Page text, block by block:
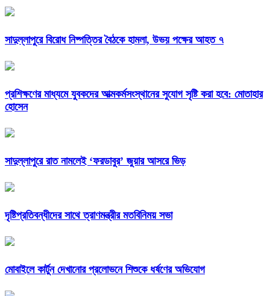
সাদুল্লাপুরে বিরোধ নিষ্পত্তির বৈঠকে হামলা, উভয় পক্ষের আহত ৭
প্রশিক্ষণের মাধ্যমে যুবকদের আত্মকর্মসংস্থানের সুযোগ সৃষ্টি করা হবে: মোতাহার
হোসেন
সাদুল্লাপুরে রাত নামলেই ‘ফরডাবুর’ জুয়ার আসরে ভিড়
দৃষ্টিপ্রতিবন্ধীদের সাথে ত্রাণমন্ত্রীর মতবিনিময় সভা
মোবাইলে কার্টুন দেখানোর প্রলোভনে শিশুকে ধর্ষণের অভিযোগ